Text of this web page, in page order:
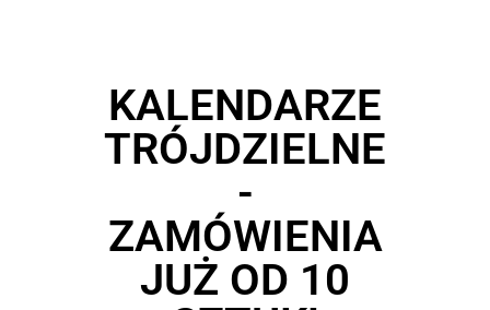
KALENDARZE
TRÓJDZIELNE
-
ZAMÓWIENIA
JUŻ OD 10